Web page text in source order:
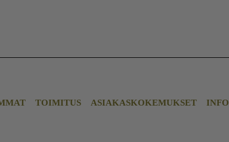
TOIMITUS ASIAKASKOKEMUKSET INFO